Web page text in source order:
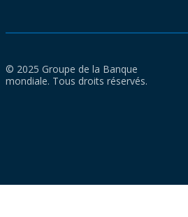
© 2025 Groupe de la Banque
mondiale. Tous droits réservés.